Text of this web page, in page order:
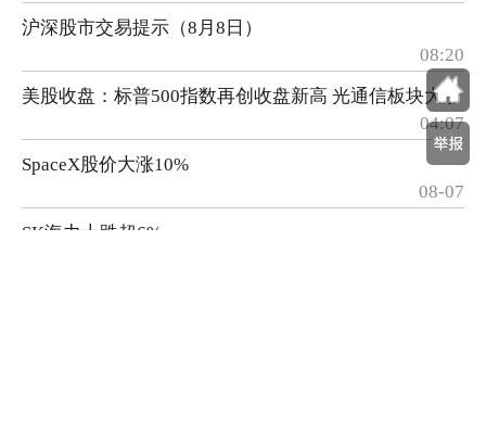
沪深股市交易提示（8月8日）
08:20
美股收盘：标普500指数再创收盘新高 光通信板块大涨
04:07
SpaceX股价大涨10%
08-07
SK海力士跌超6%